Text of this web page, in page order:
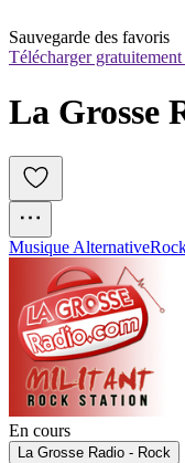
Sauvegarde des favoris
Télécharger
La Grosse
Musique Alternative
En cours
La Grosse Radio - Rock